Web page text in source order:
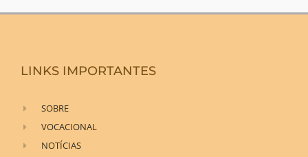
LINKS IMPORTANTES
SOBRE
VOCACIONAL
NOTÍCIAS